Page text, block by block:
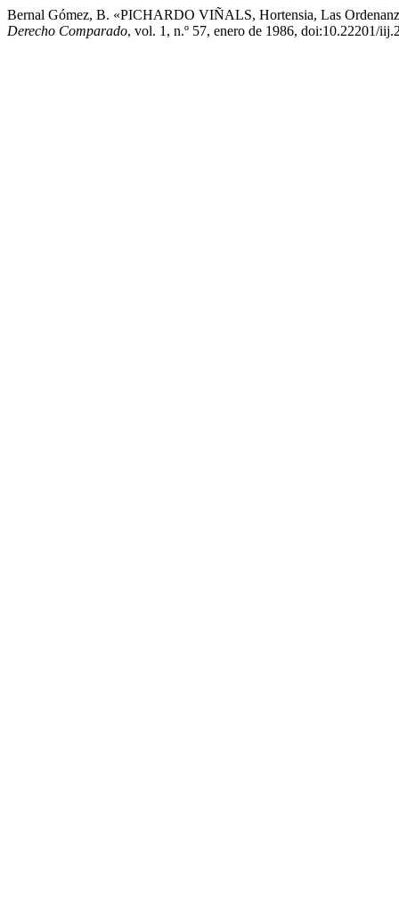
Bernal Gómez, B. «PICHARDO VIÑALS, Hortensia, Las
Derecho Comparado, vol. 1, n.º 57, enero de 1986, doi:10.22201/